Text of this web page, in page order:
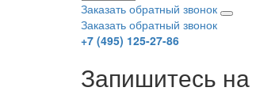
Заказать обратный звонок
Заказать обратный звонок
+7 (495) 125-27-86
Запишитесь